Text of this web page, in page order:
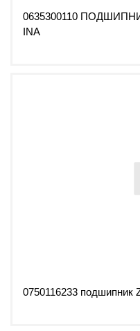
0635300110
INA
0750116233 подшипник